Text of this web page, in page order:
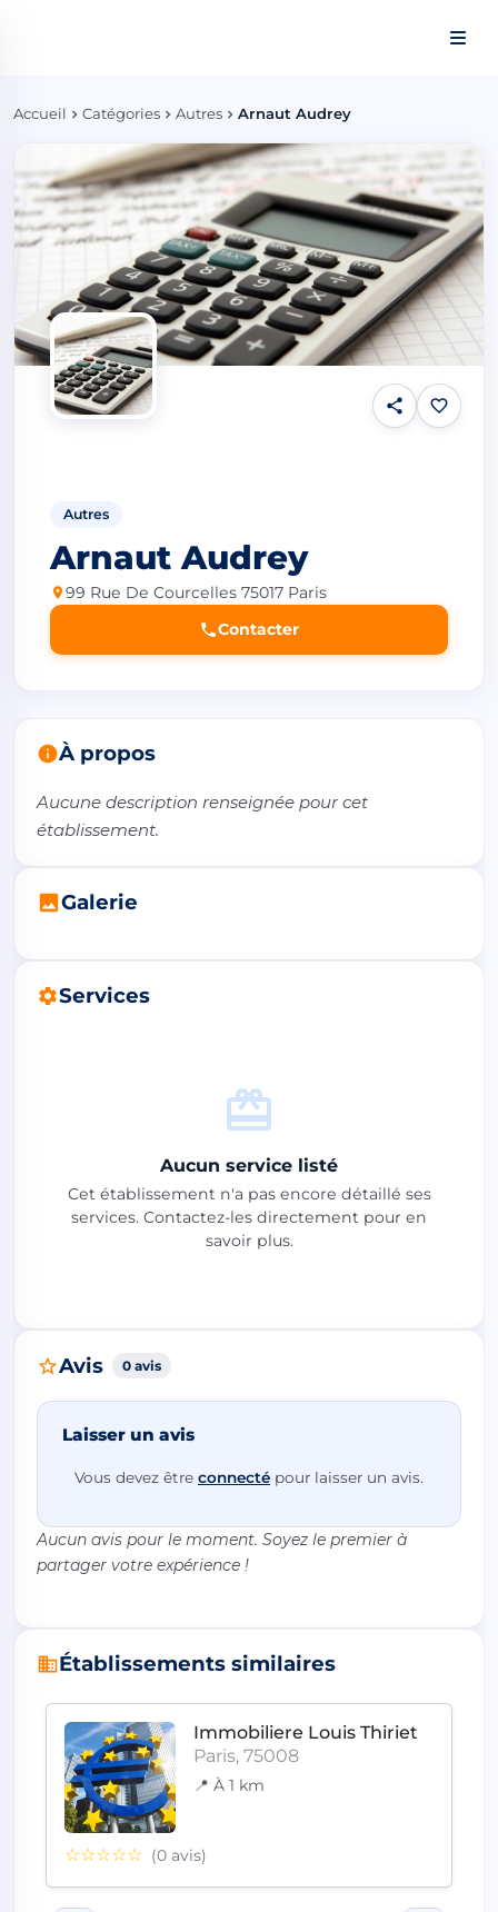
Accueil Catégories Autres Arnaut Audrey
Autres
Arnaut Audrey
99 Rue De Courcelles 75017 Paris
Contacter
À propos
Aucune description renseignée pour cet
établissement.
Galerie
Services
Aucun service listé
Cet établissement n'a pas encore détaillé ses
services. Contactez-les directement pour en
savoir plus.
Avis 0 avis
Laisser un avis
Vous devez être connecté pour laisser un avis.
Aucun avis pour le moment. Soyez le premier à
partager votre expérience !
Établissements similaires
Immobiliere Louis Thiriet
Paris, 75008
📍 À 1 km
☆☆☆☆☆ (0 avis)